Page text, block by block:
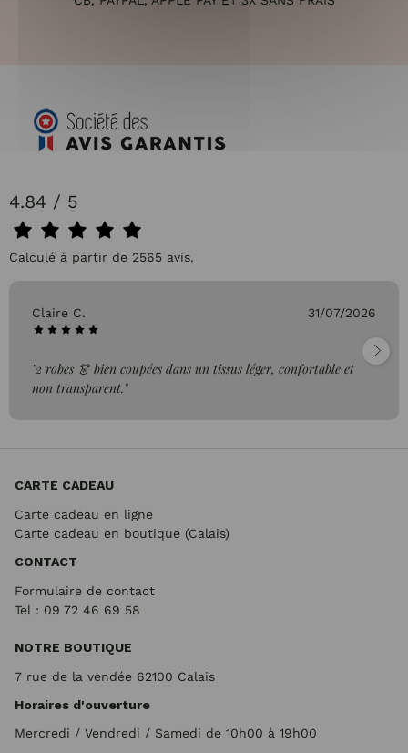
4.84 / 5
Calculé à partir de 2565 avis.
Claire C. 31/07/2026
"2 robes 👗 bien coupées dans un tissus léger, confortable et
non transparent."
CARTE CADEAU
Carte cadeau en ligne
Carte cadeau en boutique (Calais)
CONTACT
Formulaire de contact
Tel : 09 72 46 69 58
NOTRE BOUTIQUE
7 rue de la vendée 62100 Calais
Horaires d'ouverture
Mercredi / Vendredi / Samedi de 10h00 à 19h00